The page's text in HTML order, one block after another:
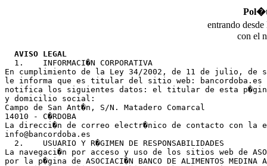
entrando
con el
AVISO LEGAL
  1.	INFORMACI�N CORPORATIVA
En cumplimiento de la Ley 34/2002, de 11 de julio, de
le informa que es titular del sitio web: bancordoba.es de
notifica los siguientes datos: el titular de esta p�gina web
y domicilio social:
Campo de San Ant�n, S/N. Matadero Comarcal
14010 - C�RDOBA
La direcci�n de correo electr�nico de contacto con la
info@bancordoba.es
  2.	USUARIO Y R�GIMEN DE RESPONSABILIDADES
La navegaci�n por acceso y uso de los sitios web de
por la p�gina de ASOCIACI�N BANCO DE ALIMENTOS